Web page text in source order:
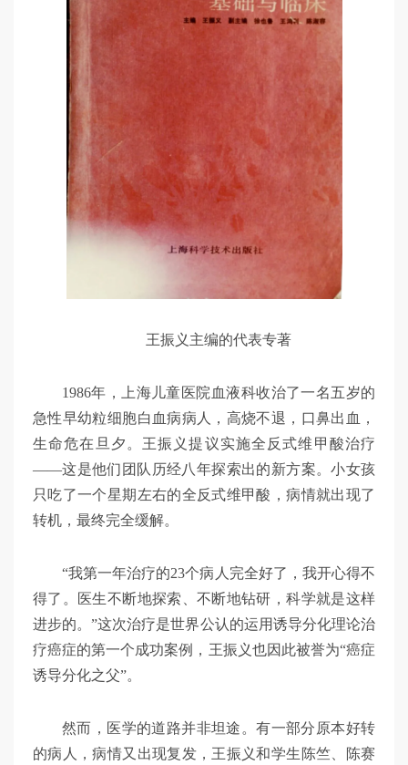
王振义主编的代表专著
1986年，上海儿童医院血液科收治了一名五岁的
急性早幼粒细胞白血病病人，高烧不退，口鼻出血，
生命危在旦夕。王振义提议实施全反式维甲酸治疗
——这是他们团队历经八年探索出的新方案。小女孩
只吃了一个星期左右的全反式维甲酸，病情就出现了
转机，最终完全缓解。
“我第一年治疗的23个病人完全好了，我开心得不
得了。医生不断地探索、不断地钻研，科学就是这样
进步的。”这次治疗是世界公认的运用诱导分化理论治
疗癌症的第一个成功案例，王振义也因此被誉为“癌症
诱导分化之父”。
然而，医学的道路并非坦途。有一部分原本好转
的病人，病情又出现复发，王振义和学生陈竺、陈赛